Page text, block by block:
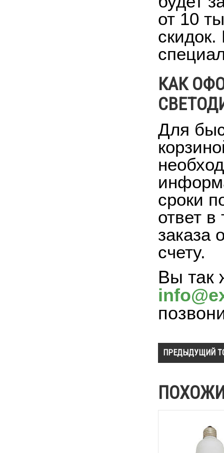
от 10
КАК
Для
сроки
ответ
заказа
счету.
Вы так
ПРЕДЫДУЩИЙ